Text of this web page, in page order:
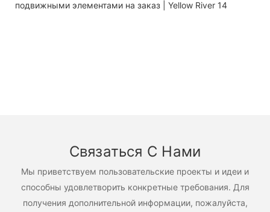
Связаться С Нами
Мы приветствуем пользовательские проекты и идеи и
способны удовлетворить конкретные требования. Для
получения дополнительной информации, пожалуйста,